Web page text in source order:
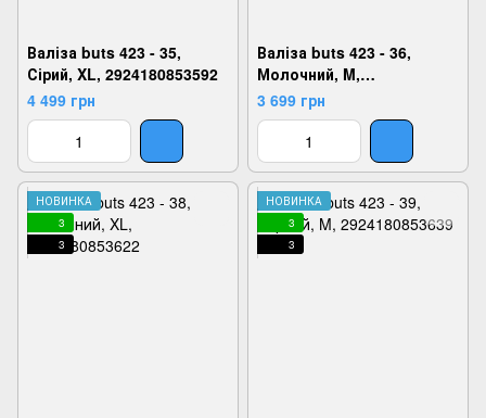
Валіза buts 423 - 35,
Сірий, XL, 2924180853592
4 499 грн
Валіза buts 423 - 36,
Молочний, M,
2924180853608
3 699 грн
НОВИНКА
3
3
НОВИНКА
3
3